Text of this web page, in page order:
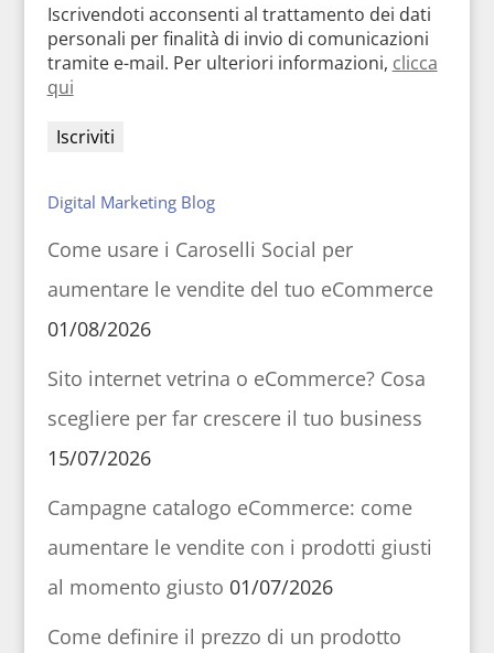
Iscrivendoti acconsenti al trattamento dei dati
personali per finalità di invio di comunicazioni
tramite e-mail. Per ulteriori informazioni, clicca
qui
Digital Marketing Blog
Come usare i Caroselli Social per
aumentare le vendite del tuo eCommerce
01/08/2026
Sito internet vetrina o eCommerce? Cosa
scegliere per far crescere il tuo business
15/07/2026
Campagne catalogo eCommerce: come
aumentare le vendite con i prodotti giusti
al momento giusto 01/07/2026
Come definire il prezzo di un prodotto